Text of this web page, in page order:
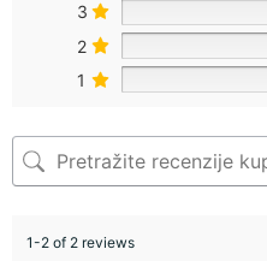
3
2
1
1-2 of 2 reviews